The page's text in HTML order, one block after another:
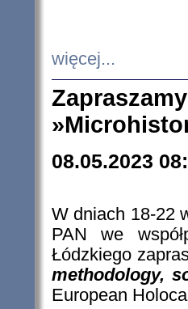
więcej...
08.05.2023
W dniach 18-22
PAN we
Łódzkiego
methodology,
European